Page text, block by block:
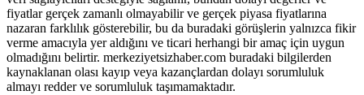
fiyatlar gerçek zamanlı olmayabilir ve gerçek piyasa fiyatlarına
nazaran farklılık gösterebilir, bu da buradaki görüşlerin yalnızca fikir
verme amacıyla yer aldığını ve ticari herhangi bir amaç için uygun
olmadığını belirtir. merkeziyetsizhaber.com buradaki bilgilerden
kaynaklanan olası kayıp veya kazançlardan dolayı sorumluluk
almayı redder ve sorumluluk taşımamaktadır.